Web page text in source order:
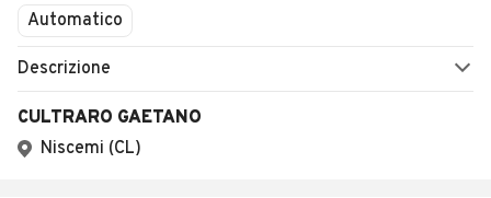
Automatico
Descrizione
CULTRARO GAETANO
Niscemi (CL)